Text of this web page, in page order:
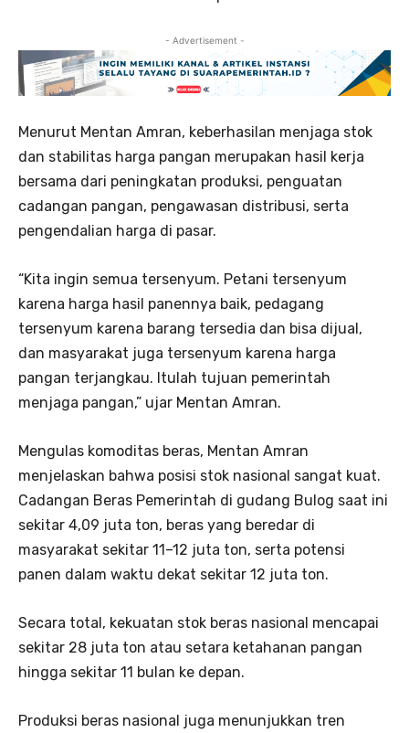
- Advertisement -
Menurut Mentan Amran, keberhasilan menjaga stok
dan stabilitas harga pangan merupakan hasil kerja
bersama dari peningkatan produksi, penguatan
cadangan pangan, pengawasan distribusi, serta
pengendalian harga di pasar.
“Kita ingin semua tersenyum. Petani tersenyum
karena harga hasil panennya baik, pedagang
tersenyum karena barang tersedia dan bisa dijual,
dan masyarakat juga tersenyum karena harga
pangan terjangkau. Itulah tujuan pemerintah
menjaga pangan,” ujar Mentan Amran.
Mengulas komoditas beras, Mentan Amran
menjelaskan bahwa posisi stok nasional sangat kuat.
Cadangan Beras Pemerintah di gudang Bulog saat ini
sekitar 4,09 juta ton, beras yang beredar di
masyarakat sekitar 11–12 juta ton, serta potensi
panen dalam waktu dekat sekitar 12 juta ton.
Secara total, kekuatan stok beras nasional mencapai
sekitar 28 juta ton atau setara ketahanan pangan
hingga sekitar 11 bulan ke depan.
Produksi beras nasional juga menunjukkan tren